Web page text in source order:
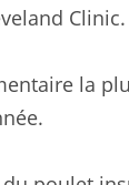
Clinic.
la